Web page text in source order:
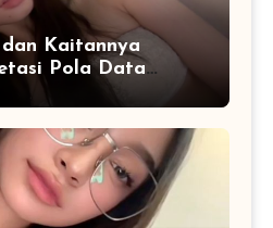
Kaitannya
Pola Data